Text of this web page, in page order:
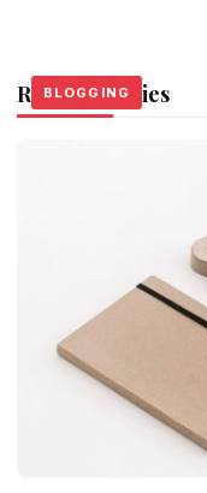
Related Stories
BLOGGING
BLOGGING
BLOGGING